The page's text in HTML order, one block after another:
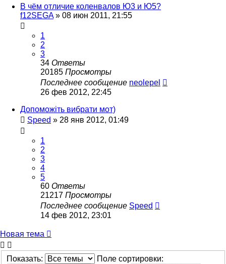
В чём отличие коленвалов Ю3 и Ю5?
f12SEGA» 08 июн 2011, 21:55
1
2
3
34 Ответы
20185 Просмотры
Последнее сообщение neolepel
26 фев 2012, 22:45
Допоможіть вибрати мот)
Speed » 28 янв 2012, 01:49
1
2
3
4
5
60 Ответы
21217 Просмотры
Последнее сообщение Speed
14 фев 2012, 23:01
Новая тема
Показать:
Поле сортировки: